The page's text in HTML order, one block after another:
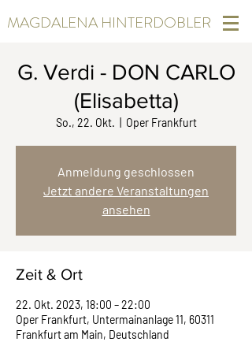
MAGDALENA HINTERDOBLER
G. Verdi - DON CARLO
(Elisabetta)
So., 22. Okt. Oper Frankfurt
Anmeldung geschlossen
Jetzt andere Veranstaltungen
ansehen
Zeit & Ort
22. Okt. 2023, 18:00 – 22:00
Oper Frankfurt, Untermainanlage 11, 60311
Frankfurt am Main, Deutschland